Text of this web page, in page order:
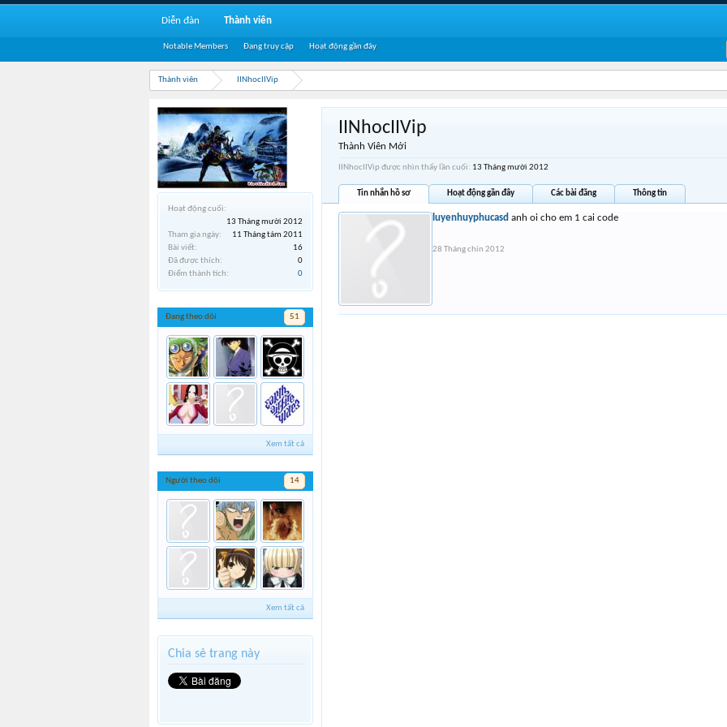
Thành viên IINhocIIVip
Hoạt động cuối:
13 Tháng mười 2012
Tham gia ngày:
11 Tháng tám 2011
Bài viết:
16
Đã được thích:
0
Điểm thành tích:
0
Đang theo dõi 51
Xem tất cả
Người theo dõi 14
Xem tất cả
Chia sẻ trang này
IINhocIIVip
Thành Viên Mới
IINhocIIVip được nhìn thấy lần cuối: 13 Tháng mười 2012
Tin nhắn hồ sơ Hoạt động gần đây Các bài đăng Thông tin
luyenhuyphucasd anh oi cho em 1 cai code
28 Tháng chín 2012
Diễn đàn Thành viên
Notable Members Đang truy cập Hoạt động gần đây